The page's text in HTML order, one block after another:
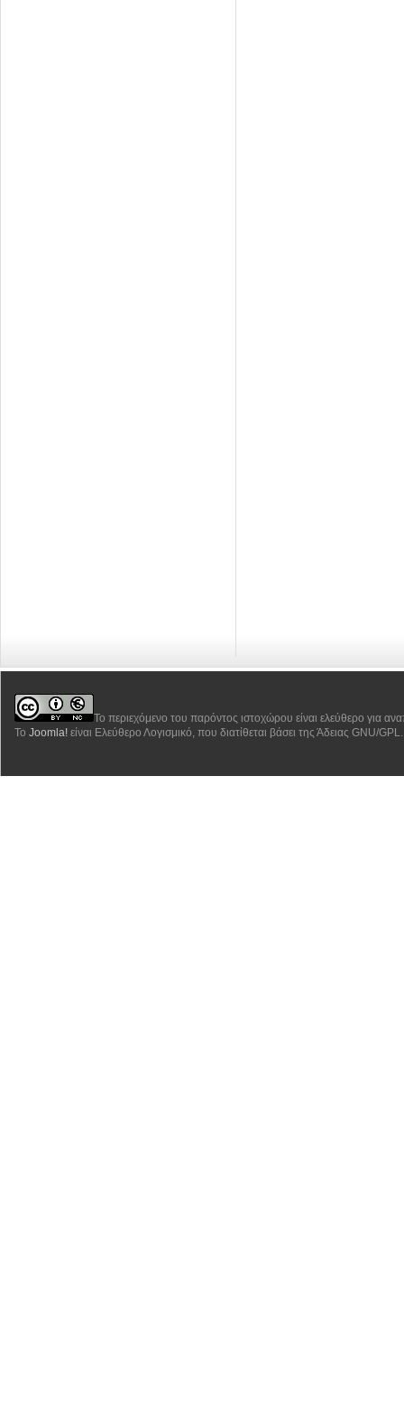
Το περιεχόμενο του παρόντος ιστοχώρου είναι ελεύθερο για
Το Joomla! είναι Ελεύθερο Λογισμικό, που διατίθεται βάσει της Άδειας GNU/